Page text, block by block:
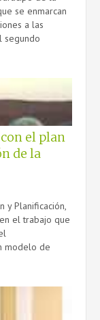
se enmarcan
a las
segundo
el plan
de la
y Planificación,
el trabajo que
modelo de